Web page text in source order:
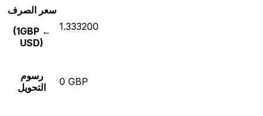
سعر الصرف
(1GBP ←
USD)
1.333200
رسوم
التحويل
0 GBP